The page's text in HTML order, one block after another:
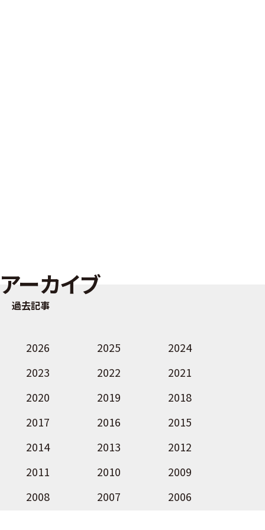
アーカイブ
過去記事
2026 2025
2024
2023
2022
2021
2020
2019
2018
2017
2016
2015
2014
2013
2012
2011
2010
2009
2008
2007 2006